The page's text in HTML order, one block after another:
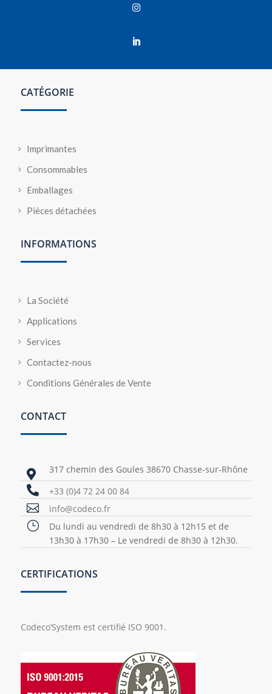


CATÉGORIE
Imprimantes
Consommables
Emballages
Pièces détachées
INFORMATIONS
La Société
Applications
Services
Contactez-nous
Conditions Générales de Vente
CONTACT
 317 chemin des Goules 38670 Chasse-sur-Rhône
 +33 (0)4 72 24 00 84
 info@codeco.fr
}
Du lundi au vendredi de 8h30 à 12h15 et de
13h30 à 17h30 – Le vendredi de 8h30 à 12h30.
CERTIFICATIONS
Codeco’System est certifié ISO 9001.